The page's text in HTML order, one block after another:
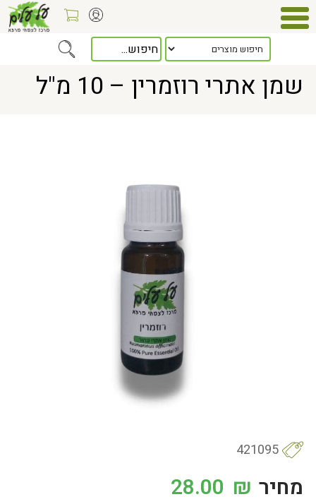
> שמן אתרי רוזמרין – 10 מ"ל
שמן אתרי רוזמרין – 10 מ"ל
421095
מחיר 28.00 ₪